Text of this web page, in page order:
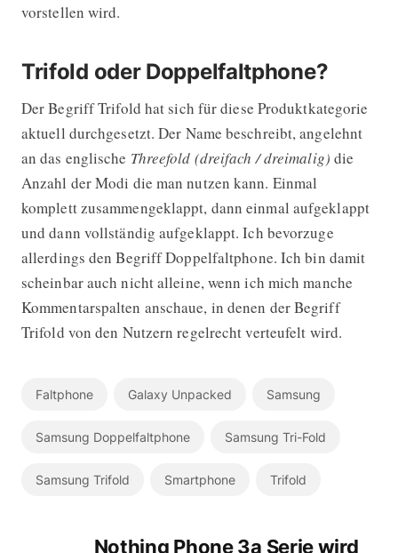
vorstellen wird.
Trifold oder Doppelfaltphone?
Der Begriff Trifold hat sich für diese Produktkategorie
aktuell durchgesetzt. Der Name beschreibt, angelehnt
an das englische Threefold (dreifach / dreimalig) die
Anzahl der Modi die man nutzen kann. Einmal
komplett zusammengeklappt, dann einmal aufgeklappt
und dann vollständig aufgeklappt. Ich bevorzuge
allerdings den Begriff Doppelfaltphone. Ich bin damit
scheinbar auch nicht alleine, wenn ich mich manche
Kommentarspalten anschaue, in denen der Begriff
Trifold von den Nutzern regelrecht verteufelt wird.
Faltphone Galaxy Unpacked Samsung
Samsung Doppelfaltphone Samsung Tri-Fold
Samsung Trifold Smartphone Trifold
Nothing Phone 3a Serie wird